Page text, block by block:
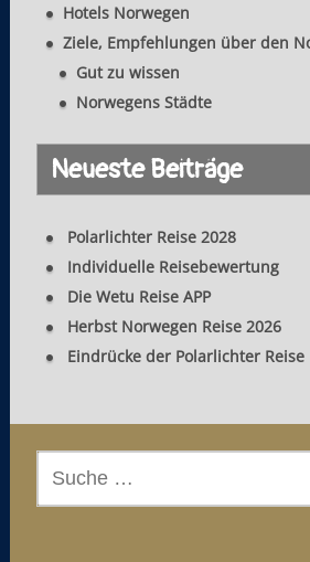
o
Hotels Norwegen
Ziele, Empfehlungen über den
Gut zu wissen
Norwegens Städte
Neueste Beiträge
Polarlichter Reise 2028
Individuelle Reisebewertung
Die Wetu Reise APP
Herbst Norwegen Reise 2026
Eindrücke der Polarlichter Reise